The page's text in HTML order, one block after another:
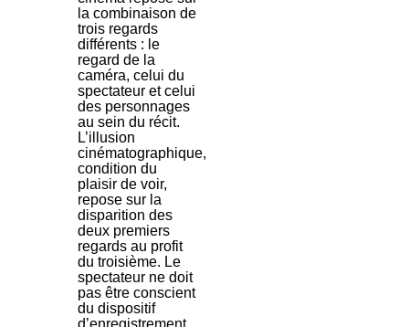
la combinaison de
trois regards
différents : le
regard de la
caméra, celui du
spectateur et celui
des personnages
au sein du récit.
L’illusion
cinématographique,
condition du
plaisir de voir,
repose sur la
disparition des
deux premiers
regards au profit
du troisième. Le
spectateur ne doit
pas être conscient
du dispositif
d’enregistrement,